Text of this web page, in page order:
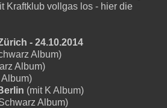
Kraftklub vollgas los - hier die
- 24.10.2014
Album)
Album)
(mit K Album)
Album)